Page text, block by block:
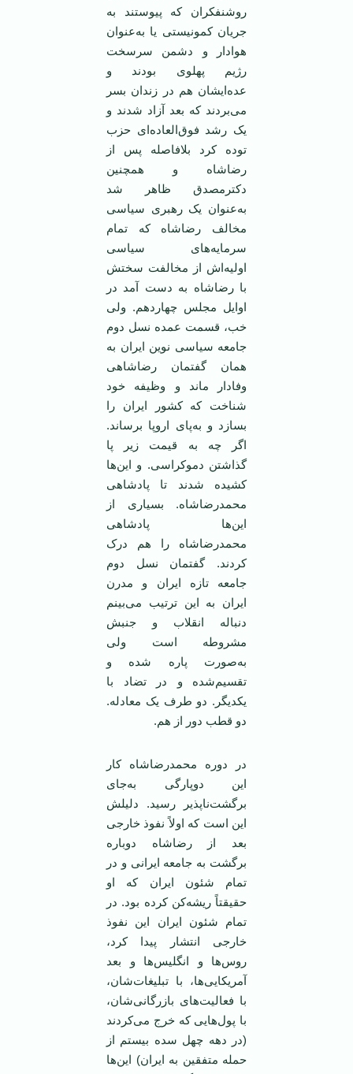
روشنفکران که پیوستند به
جریان کمونیستی یا به‌عنوان
هوادار و دشمن سرسخت
رژیم پهلوی بودند و
عده‌ایشان هم در زندان بسر
می‌بردند که بعد آزاد شدند و
یک رشد فوق‌العاده‌ای حزب
توده کرد بلافاصله پس از
رضاشاه و همچنین
دکترمصدق ظاهر شد
به‌عنوان یک رهبری سیاسی
مخالف رضاشاه که تمام
سرمایه‌های سیاسی
اولیه‌اش از مخالفت سختش
با رضاشاه به دست آمد در
اوایل مجلس چهاردهم. ولی
خب، قسمت عمده نسل دوم
جامعه سیاسی نوین ایران به‌‌
همان گفتمان رضاشاهی
وفادار ماند و وظیفه خود
شناخت که کشور ایران را
بسازد و به‌پای اروپا برساند.
اگر چه به قیمت زیر پا
گذاشتن دموکراسی. و این‌ها
کشیده شدند تا پادشاهی
محمدرضاشاه. بسیاری از
این‌ها پادشاهی
محمدرضاشاه را هم درک
کردند. گفتمان نسل دوم
جامعه تازه ایران و مدرن
ایران به این ترتیب می‌بینم
دنباله انقلاب و جنبش
مشروطه است ولی
به‌صورت پاره شده و
تقسیم‌شده و در تضاد با
یکدیگر. دو طرف یک معادله.
دو قطب دور از هم.
در دوره محمدرضاشاه کار
این دوپارگی به‌جای
برگشت‌ناپذیر رسید. دلیلش
این است که اولاً نفوذ خارجی
بعد از رضاشاه دوباره
برگشت به جامعه ایرانی و در
تمام شئون ایران که او
حقیقتاً ریشه‌کن کرده بود. در
تمام شئون ایران این نفوذ
خارجی انتشار پیدا کرد،
روس‌ها و انگلیس‌ها و بعد
آمریکایی‌ها، با تبلیغات‌شان،
با فعالیت‌های بازرگانی‌شان،
با پول‌هایی که خرج می‌کردند
(در دهه چهل سده بیستم از
حمله متفقین به ایران) این‌ها